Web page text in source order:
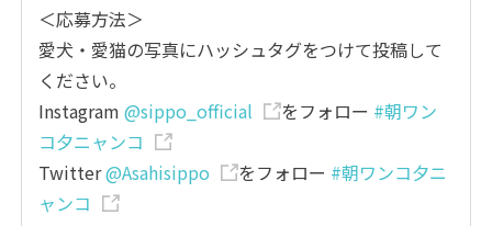
＜応募方法＞
愛犬・愛猫の写真にハッシュタグをつけて投稿して
ください。
Instagram@sippo_official をフォロー #朝ワン
コ夕ニャンコ
Twitter@Asahisippo をフォロー #朝ワンコ夕ニ
ャンコ